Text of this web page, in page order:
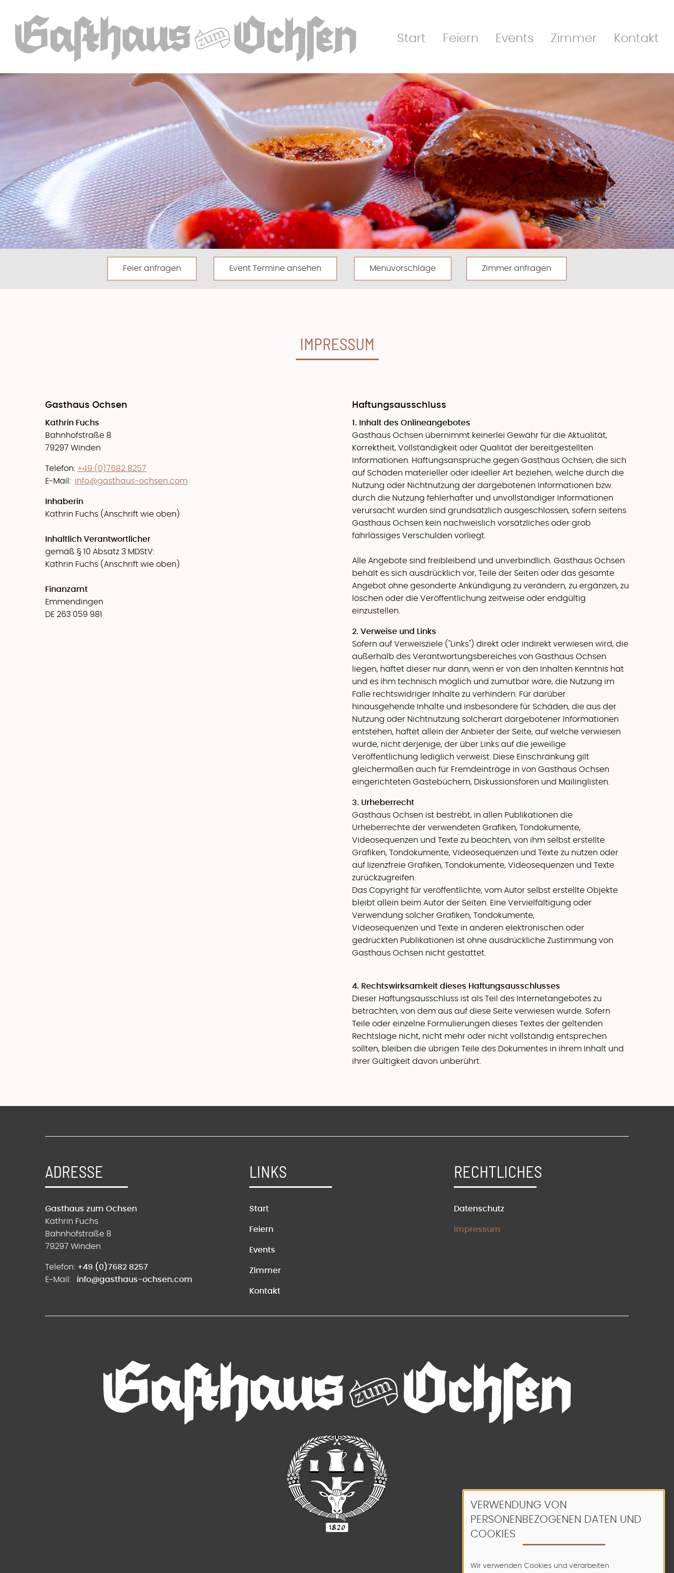
Start Feiern Events Zimmer Kontakt
Feier anfragen Event Termine ansehen Menüvorschläge Zimmer anfragen
IMPRESSUM
Gasthaus Ochsen
Kathrin Fuchs
Bahnhofstraße 8
79297 Winden
Telefon: +49 (0)7682 8257
E-Mail: info@gasthaus-ochsen.com
Inhaberin
Kathrin Fuchs (Anschrift wie oben)
Inhaltlich Verantwortlicher
gemäß § 10 Absatz 3 MDStV:
Kathrin Fuchs (Anschrift wie oben)
Finanzamt
Emmendingen
DE 263 059 981
Haftungsausschluss
1. Inhalt des Onlineangebotes
Gasthaus Ochsen übernimmt keinerlei Gewähr für die Aktualität,
Korrektheit, Vollständigkeit oder Qualität der bereitgestellten
Informationen. Haftungsansprüche gegen Gasthaus Ochsen, die sich
auf Schäden materieller oder ideeller Art beziehen, welche durch die
Nutzung oder Nichtnutzung der dargebotenen Informationen bzw.
durch die Nutzung fehlerhafter und unvollständiger Informationen
verursacht wurden sind grundsätzlich ausgeschlossen, sofern seitens
Gasthaus Ochsen kein nachweislich vorsätzliches oder grob
fahrlässiges Verschulden vorliegt.
Alle Angebote sind freibleibend und unverbindlich. Gasthaus Ochsen
behält es sich ausdrücklich vor, Teile der Seiten oder das gesamte
Angebot ohne gesonderte Ankündigung zu verändern, zu ergänzen, zu
löschen oder die Veröffentlichung zeitweise oder endgültig
einzustellen.
2. Verweise und Links
Sofern auf Verweisziele ("Links") direkt oder indirekt verwiesen wird, die
außerhalb des Verantwortungsbereiches von Gasthaus Ochsen
liegen, haftet dieser nur dann, wenn er von den Inhalten Kenntnis hat
und es ihm technisch möglich und zumutbar wäre, die Nutzung im
Falle rechtswidriger Inhalte zu verhindern. Für darüber
hinausgehende Inhalte und insbesondere für Schäden, die aus der
Nutzung oder Nichtnutzung solcherart dargebotener Informationen
entstehen, haftet allein der Anbieter der Seite, auf welche verwiesen
wurde, nicht derjenige, der über Links auf die jeweilige
Veröffentlichung lediglich verweist. Diese Einschränkung gilt
gleichermaßen auch für Fremdeinträge in von Gasthaus Ochsen
eingerichteten Gästebüchern, Diskussionsforen und Mailinglisten.
3. Urheberrecht
Gasthaus Ochsen ist bestrebt, in allen Publikationen die
Urheberrechte der verwendeten Grafiken, Tondokumente,
Videosequenzen und Texte zu beachten, von ihm selbst erstellte
Grafiken, Tondokumente, Videosequenzen und Texte zu nutzen oder
auf lizenzfreie Grafiken, Tondokumente, Videosequenzen und Texte
zurückzugreifen.
Das Copyright für veröffentlichte, vom Autor selbst erstellte Objekte
bleibt allein beim Autor der Seiten. Eine Vervielfältigung oder
Verwendung solcher Grafiken, Tondokumente,
Videosequenzen und Texte in anderen elektronischen oder
gedruckten Publikationen ist ohne ausdrückliche Zustimmung von
Gasthaus Ochsen nicht gestattet.
4. Rechtswirksamkeit dieses Haftungsausschlusses
Dieser Haftungsausschluss ist als Teil des Internetangebotes zu
betrachten, von dem aus auf diese Seite verwiesen wurde. Sofern
Teile oder einzelne Formulierungen dieses Textes der geltenden
Rechtslage nicht, nicht mehr oder nicht vollständig entsprechen
sollten, bleiben die übrigen Teile des Dokumentes in ihrem Inhalt und
ihrer Gültigkeit davon unberührt.
ADRESSE
Gasthaus zum Ochsen
Kathrin Fuchs
Bahnhofstraße 8
79297 Winden
Telefon: +49 (0)7682 8257
E-Mail: info@gasthaus-ochsen.com
LINKS
Start
Feiern
Events
Zimmer
Kontakt
RECHTLICHES
Datenschutz
Impressum
VERWENDUNG VON
PERSONENBEZOGENEN DATEN UND
COOKIES
Wir verwenden Cookies und verarbeiten